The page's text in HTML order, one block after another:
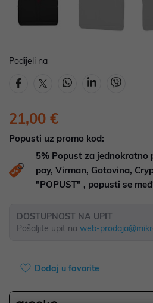
Podijeli na
21,00 €
Popusti uz promo kod:
5% Popust za jednokratno
pay, Virman, Gotovina,
"POPUST" , popusti se
DOSTUPNOST NA UPIT
Pošaljite upit na web-
Dodaj u favorite